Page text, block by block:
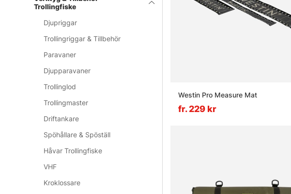
Trollingfiske
Djupriggar
Trollingriggar & Tillbehör
Paravaner
Djupparavaner
Trollinglod
Trollingmaster
Driftankare
Spöhållare & Spöställ
Håvar Trollingfiske
VHF
Kroklossare
Westin Pro Measure Mat
fr. 229 kr